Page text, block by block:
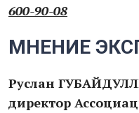
600-90-08
МНЕНИЕ
Руслан
директор